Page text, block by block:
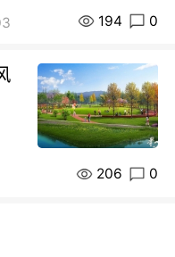
194 0
206 0